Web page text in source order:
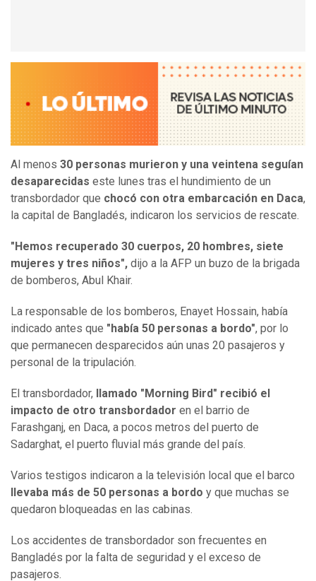
Al menos 30 personas murieron y una veintena seguían
desaparecidas este lunes tras el hundimiento de un
transbordador que chocó con otra embarcación en Daca,
la capital de Bangladés, indicaron los servicios de rescate.
"Hemos recuperado 30 cuerpos, 20 hombres, siete
mujeres y tres niños", dijo a la AFP un buzo de la brigada
de bomberos, Abul Khair.
La responsable de los bomberos, Enayet Hossain, había
indicado antes que "había 50 personas a bordo", por lo
que permanecen desparecidos aún unas 20 pasajeros y
personal de la tripulación.
El transbordador, llamado "Morning Bird" recibió el
impacto de otro transbordador en el barrio de
Farashganj, en Daca, a pocos metros del puerto de
Sadarghat, el puerto fluvial más grande del país.
Varios testigos indicaron a la televisión local que el barco
llevaba más de 50 personas a bordo y que muchas se
quedaron bloqueadas en las cabinas.
Los accidentes de transbordador son frecuentes en
Bangladés por la falta de seguridad y el exceso de
pasajeros.